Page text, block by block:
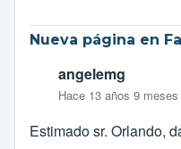
Nueva página en
angelemg
Hace 13 años 9 meses
Estimado sr. Orlando,